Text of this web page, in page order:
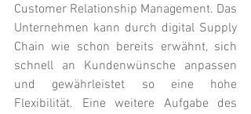
Customer Relationship Management. Das
Unternehmen kann durch digital Supply
Chain wie schon bereits erwähnt, sich
schnell an Kundenwünsche anpassen
und gewährleistet so eine hohe
Flexibilität. Eine weitere Aufgabe des